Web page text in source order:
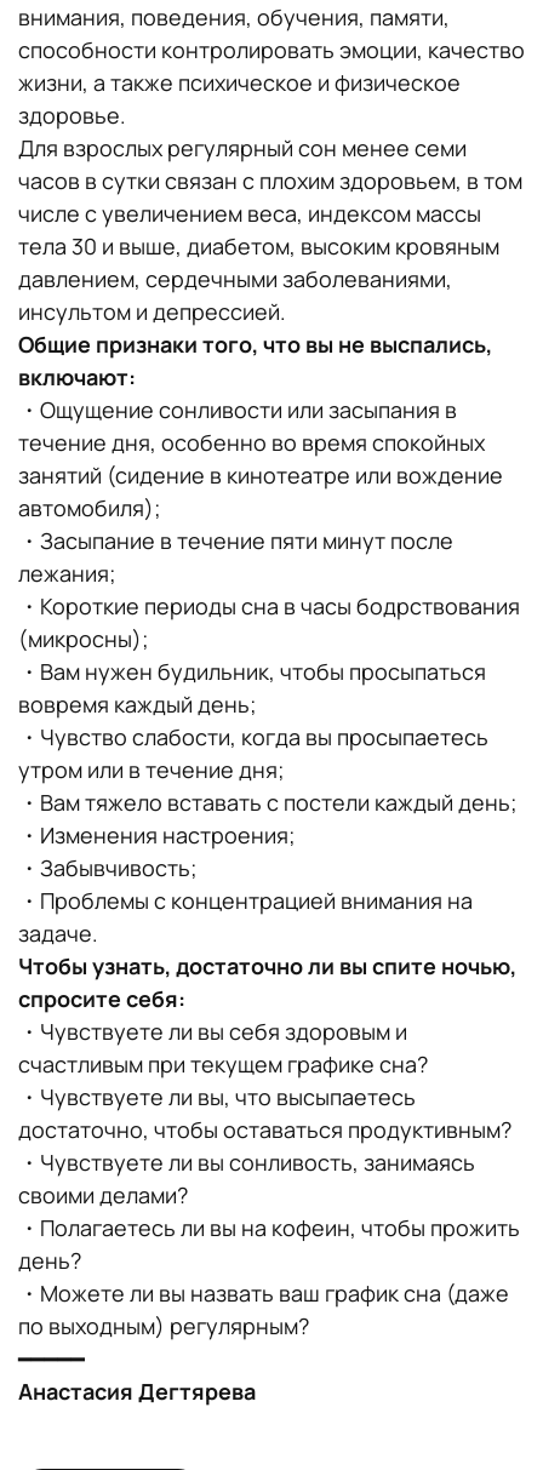
внимания, поведения, обучения, памяти,
способности контролировать эмоции, качество
жизни, а также психическое и физическое
здоровье.
Для взрослых регулярный сон менее семи
часов в сутки связан с плохим здоровьем, в том
числе с увеличением веса, индексом массы
тела 30 и выше, диабетом, высоким кровяным
давлением, сердечными заболеваниями,
инсультом и депрессией.
Общие признаки того, что вы не выспались,
включают:
・Ощущение сонливости или засыпания в
течение дня, особенно во время спокойных
занятий (сидение в кинотеатре или вождение
автомобиля);
・Засыпание в течение пяти минут после
лежания;
・Короткие периоды сна в часы бодрствования
(микросны);
・Вам нужен будильник, чтобы просыпаться
вовремя каждый день;
・Чувство слабости, когда вы просыпаетесь
утром или в течение дня;
・Вам тяжело вставать с постели каждый день;
・Изменения настроения;
・Забывчивость;
・Проблемы с концентрацией внимания на
задаче.
Чтобы узнать, достаточно ли вы спите ночью,
спросите себя:
・Чувствуете ли вы себя здоровым и
счастливым при текущем графике сна?
・Чувствуете ли вы, что высыпаетесь
достаточно, чтобы оставаться продуктивным?
・Чувствуете ли вы сонливость, занимаясь
своими делами?
・Полагаетесь ли вы на кофеин, чтобы прожить
день?
・Можете ли вы назвать ваш график сна (даже
по выходным) регулярным?
━━━━━
Анастасия Дегтярева